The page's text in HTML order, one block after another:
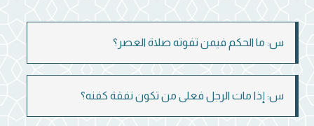
س: ما الحكم فيمن تفوته صلاة العصر؟
س: إذا مات الرجل فعلى من تكون نفقة كفنه؟